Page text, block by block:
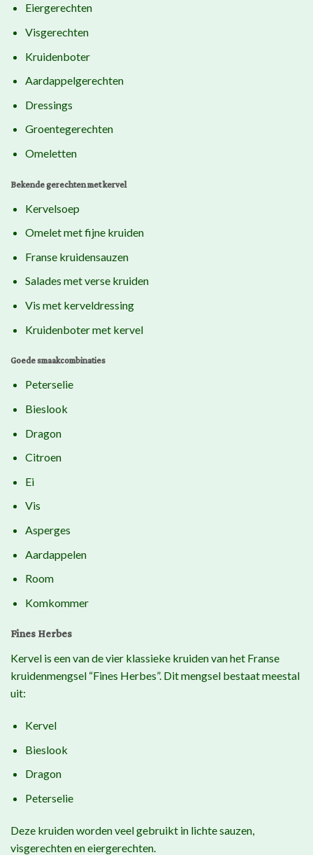
Eiergerechten
Visgerechten
Kruidenboter
Aardappelgerechten
Dressings
Groentegerechten
Omeletten
Bekende gerechten met kervel
Kervelsoep
Omelet met fijne kruiden
Franse kruidensauzen
Salades met verse kruiden
Vis met kerveldressing
Kruidenboter met kervel
Goede smaakcombinaties
Peterselie
Bieslook
Dragon
Citroen
Ei
Vis
Asperges
Aardappelen
Room
Komkommer
Fines Herbes
Kervel is een van de vier klassieke kruiden van het Franse
kruidenmengsel “Fines Herbes”. Dit mengsel bestaat meestal
uit:
Kervel
Bieslook
Dragon
Peterselie
Deze kruiden worden veel gebruikt in lichte sauzen,
visgerechten en eiergerechten.